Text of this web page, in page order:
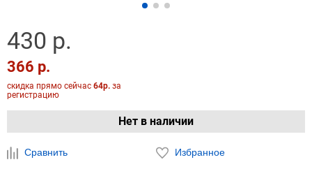
430 р.
366 р.
скидка прямо сейчас 64р. за
регистрацию
Нет в наличии
Сравнить Избранное